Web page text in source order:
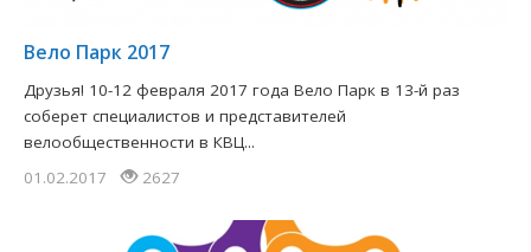
Вело Парк 2017
Друзья! 10-12 февраля 2017 года Вело Парк в 13-й раз
соберет специалистов и представителей
велообщественности в КВЦ...
01.02.2017
2627